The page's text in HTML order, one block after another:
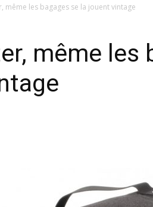
même les bagages se la jouent vintage
même les